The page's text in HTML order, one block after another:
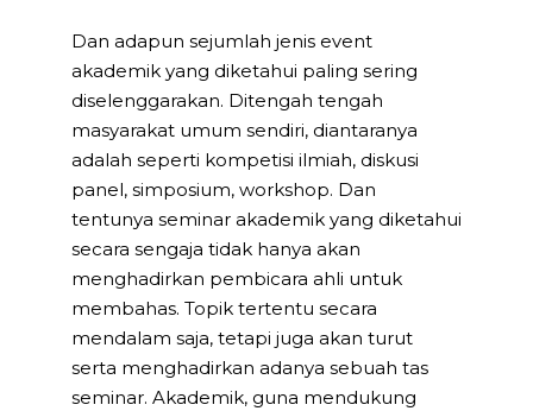
Dan adapun sejumlah jenis event
akademik yang diketahui paling sering
diselenggarakan. Ditengah tengah
masyarakat umum sendiri, diantaranya
adalah seperti kompetisi ilmiah, diskusi
panel, simposium, workshop. Dan
tentunya seminar akademik yang diketahui
secara sengaja tidak hanya akan
menghadirkan pembicara ahli untuk
membahas. Topik tertentu secara
mendalam saja, tetapi juga akan turut
serta menghadirkan adanya sebuah tas
seminar. Akademik, guna mendukung